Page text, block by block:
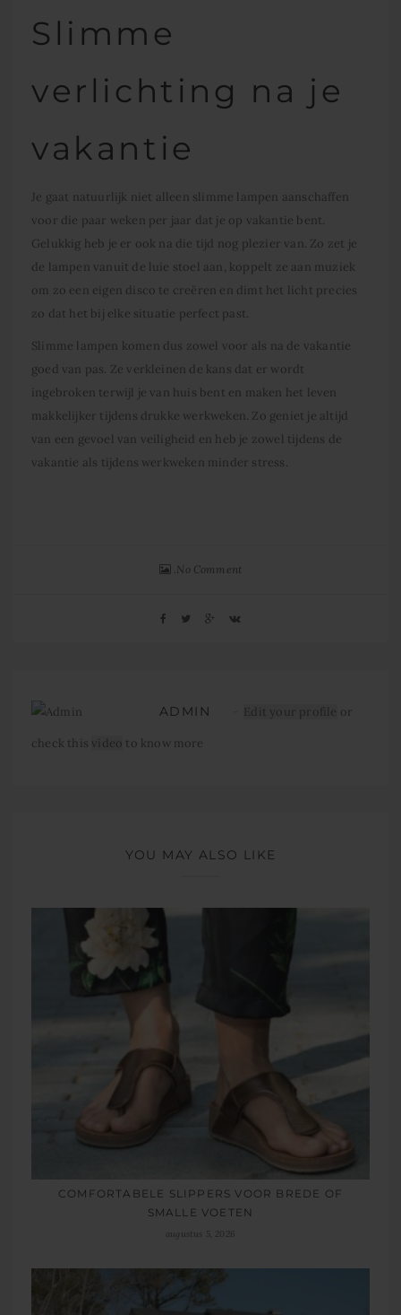
Slimme
verlichting na je
vakantie
Je gaat natuurlijk niet alleen slimme lampen aanschaffen
voor die paar weken per jaar dat je op vakantie bent.
Gelukkig heb je er ook na die tijd nog plezier van. Zo zet je
de lampen vanuit de luie stoel aan, koppelt ze aan muziek
om zo een eigen disco te creëren en dimt het licht precies
zo dat het bij elke situatie perfect past.
Slimme lampen komen dus zowel voor als na de vakantie
goed van pas. Ze verkleinen de kans dat er wordt
ingebroken terwijl je van huis bent en maken het leven
makkelijker tijdens drukke werkweken. Zo geniet je altijd
van een gevoel van veiligheid en heb je zowel tijdens de
vakantie als tijdens werkweken minder stress.
No Comment
ADMIN Edit your profile or
check this video to know more
YOU MAY ALSO LIKE
COMFORTABELE SLIPPERS VOOR BREDE OF
SMALLE VOETEN
augustus 5, 2026